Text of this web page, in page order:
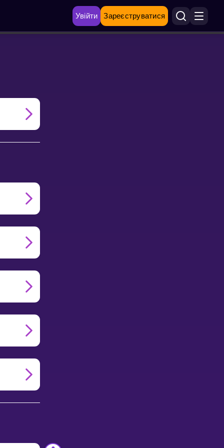
Увійти Зареєструватися